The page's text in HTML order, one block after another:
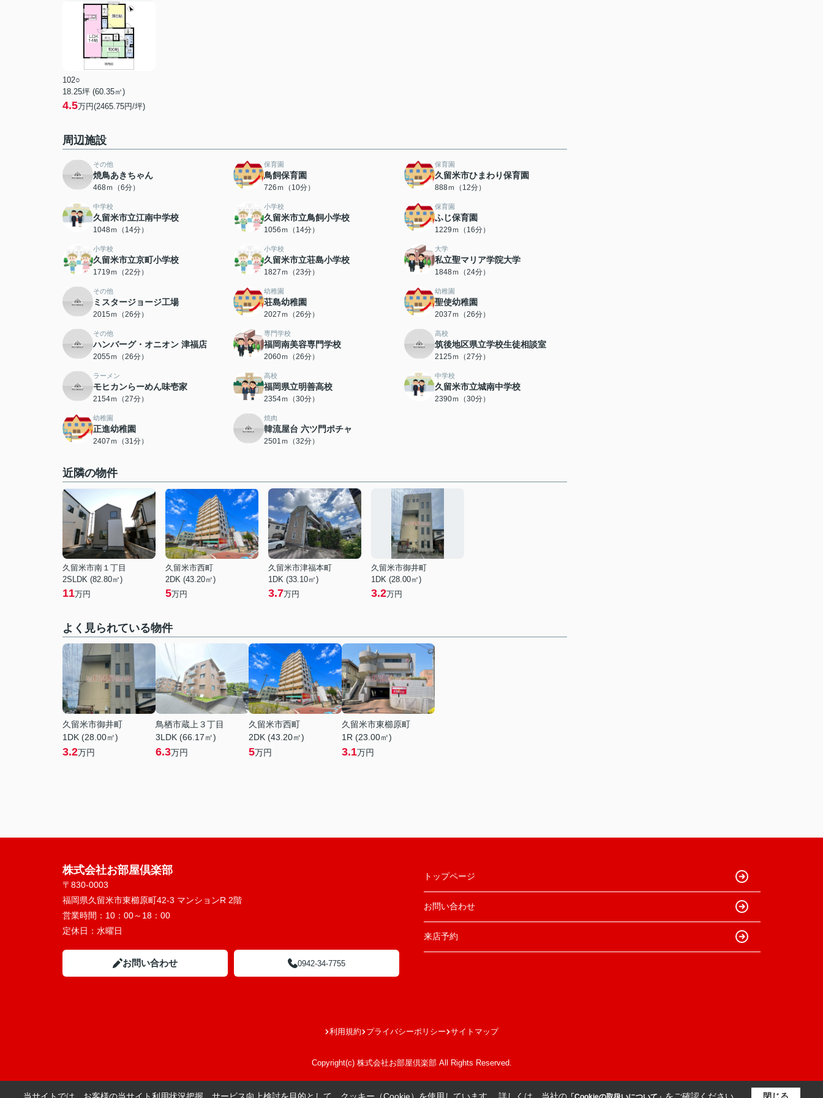
102○
18.25坪 (60.35㎡)
4.5万円(2465.75円/坪)
周辺施設
その他
焼鳥あきちゃん
468ｍ（6分）
保育園
鳥飼保育園
726ｍ（10分）
保育園
久留米市ひまわり保育園
888ｍ（12分）
中学校
久留米市立江南中学校
1048ｍ（14分）
小学校
久留米市立鳥飼小学校
1056ｍ（14分）
保育園
ふじ保育園
1229ｍ（16分）
小学校
久留米市立京町小学校
1719ｍ（22分）
小学校
久留米市立荘島小学校
1827ｍ（23分）
大学
私立聖マリア学院大学
1848ｍ（24分）
その他
ミスタージョージ工場
2015ｍ（26分）
幼稚園
荘島幼稚園
2027ｍ（26分）
幼稚園
聖使幼稚園
2037ｍ（26分）
その他
ハンバーグ・オニオン 津福店
2055ｍ（26分）
専門学校
福岡南美容専門学校
2060ｍ（26分）
高校
筑後地区県立学校生徒相談室
2125ｍ（27分）
ラーメン
モヒカンらーめん味壱家
2154ｍ（27分）
高校
福岡県立明善高校
2354ｍ（30分）
中学校
久留米市立城南中学校
2390ｍ（30分）
幼稚園
正進幼稚園
2407ｍ（31分）
焼肉
韓流屋台 六ツ門ポチャ
2501ｍ（32分）
近隣の物件
久留米市南１丁目
2SLDK (82.80㎡)
11万円
久留米市西町
2DK (43.20㎡)
5万円
久留米市津福本町
1DK (33.10㎡)
3.7万円
久留米市御井町
1DK (28.00㎡)
3.2万円
よく見られている物件
久留米市御井町
1DK (28.00㎡)
3.2万円
鳥栖市蔵上３丁目
3LDK (66.17㎡)
6.3万円
久留米市西町
2DK (43.20㎡)
5万円
久留米市東櫛原町
1R (23.00㎡)
3.1万円
株式会社お部屋倶楽部
〒830-0003
福岡県久留米市東櫛原町42-3 マンションR 2階
営業時間： 10：00～18：00
定休日： 水曜日
お問い合わせ 0942-34-7755
トップページ
お問い合わせ
来店予約
利用規約 プライバシーポリシー サイトマップ
Copyright(c) 株式会社お部屋倶楽部 All Rights Reserved.